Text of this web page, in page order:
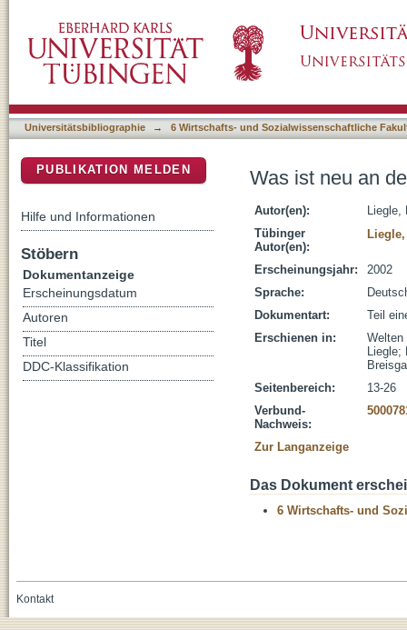
Universitätsbibliographie → 6 Wirtschafts- und Sozialwissenschaftliche
Was ist neu an
Autor(en):
Liegle,
Tübinger
Autor(en):
Erscheinungsjahr:
2002
Sprache:
Dokumentart:
Teil
Erschienen in:
Welten
Liegle;
Seitenbereich:
13-26
Verbund-
Nachweis:
Zur Langanzeige
Das Dokument
6 Wirtschafts- und
PUBLIKATION MELDEN
Hilfe und Informationen
Stöbern
Dokumentanzeige
Erscheinungsdatum
Autoren
Titel
DDC-Klassifikation
Kontakt